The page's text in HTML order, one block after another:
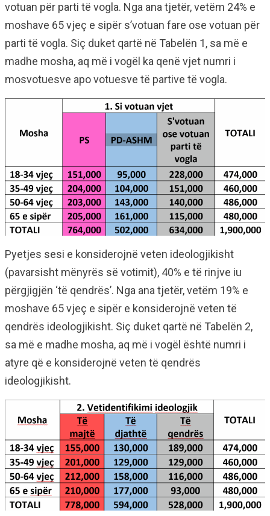
votuan për parti të vogla. Nga ana tjetër, vetëm 24% e
moshave 65 vjeç e sipër s’votuan fare ose votuan për
parti të vogla. Siç duket qartë në Tabelën 1, sa më e
madhe mosha, aq më i vogël ka qenë vjet numri i
mosvotuesve apo votuesve të partive të vogla.
Pyetjes sesi e konsiderojnë veten ideologjikisht
(pavarsisht mënyrës së votimit), 40% e të rinjve iu
përgjigjën ‘të qendrës’. Nga ana tjetër, vetëm 19% e
moshave 65 vjeç e sipër e konsiderojnë veten të
qendrës ideologjikisht. Siç duket qartë në Tabelën 2,
sa më e madhe mosha, aq më i vogël është numri i
atyre që e konsiderojnë veten të qendrës
ideologjikisht.